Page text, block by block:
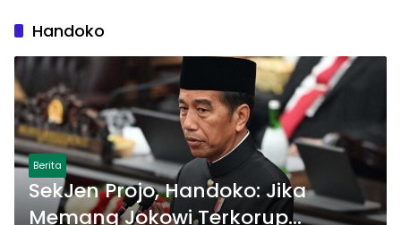
Handoko
Berita
SekJen Projo, Handoko: Jika
Memang Jokowi Terkorup